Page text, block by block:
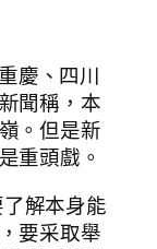
慶、四川
聞稱，本
。但是新
重頭戲。
解本身能
要采取舉